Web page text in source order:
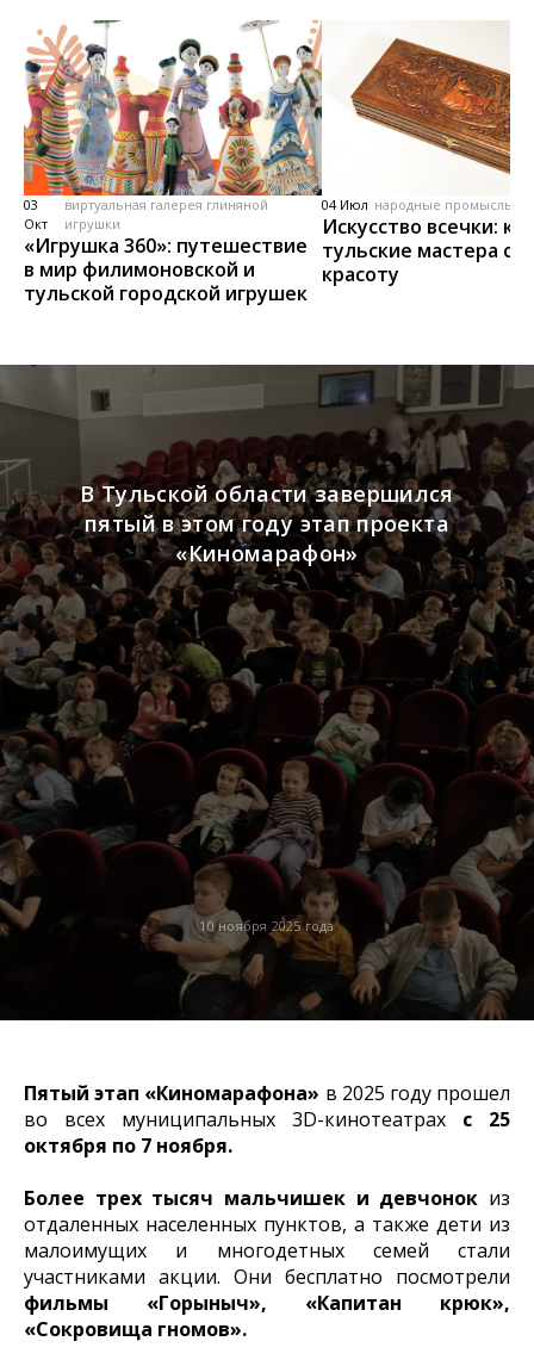
03
Окт
виртуальная галерея глиняной
игрушки
«Игрушка 360»: путешествие
в мир филимоновской и
тульской городской игрушек
04 Июл народные промыслы,
Искусство всечки: как
тульские мастера
красоту
10 ноября 2025 года
В Тульской области завершился
пятый в этом году этап проекта
«Киномарафон»
Пятый этап «Киномарафона» в 2025 году прошел
во всех муниципальных 3D-кинотеатрах с 25
октября по 7 ноября.
Более трех тысяч мальчишек и девчонок из
отдаленных населенных пунктов, а также дети из
малоимущих и многодетных семей стали
участниками акции. Они бесплатно посмотрели
фильмы «Горыныч», «Капитан крюк»,
«Сокровища гномов».